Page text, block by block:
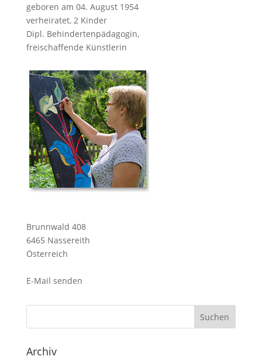
geboren am 04. August 1954
verheiratet, 2 Kinder
Dipl. Behindertenpädagogin,
freischaffende Künstlerin
Brunnwald 408
6465 Nassereith
Österreich
E-Mail senden
Archiv